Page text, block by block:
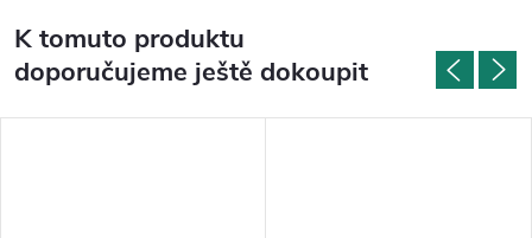
K tomuto produktu
doporučujeme ještě dokoupit